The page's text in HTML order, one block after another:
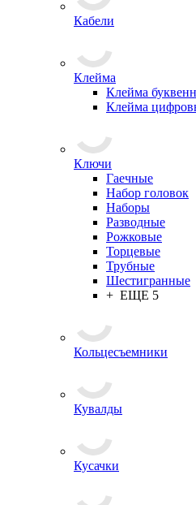
Кабели
Клейма
Клейма
Клейма
Ключи
Гаечные
Набор головок
Наборы
Разводные
Рожковые
Торцевые
Трубные
Шестигранные
+ ЕЩЕ 5
Кольцесъемники
Кувалды
Кусачки